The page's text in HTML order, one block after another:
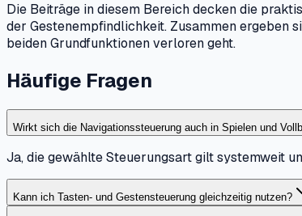
Die Beiträge in diesem Bereich decken die
der Gestenempfindlichkeit. Zusammen ergeben
beiden Grundfunktionen verloren geht.
Häufige Fragen
Wirkt sich die Navigationssteuerung auch in Spielen und
Ja, die gewählte Steuerungsart gilt systemweit
Kann ich Tasten- und Gestensteuerung gleichzeitig nutzen?